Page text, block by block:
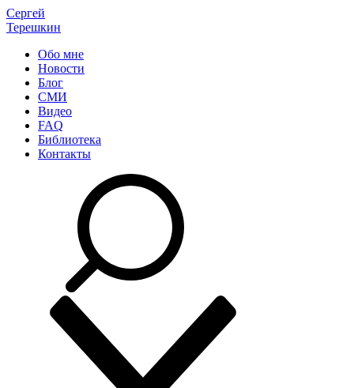
Сергей
Терешкин
Обо мне
Новости
Блог
СМИ
Видео
FAQ
Библиотека
Контакты